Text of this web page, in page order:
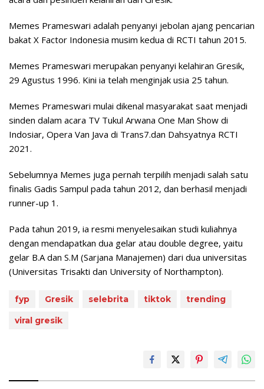
Memes Prameswari adalah penyanyi jebolan ajang pencarian
bakat X Factor Indonesia musim kedua di RCTI tahun 2015.
Memes Prameswari merupakan penyanyi kelahiran Gresik,
29 Agustus 1996. Kini ia telah menginjak usia 25 tahun.
Memes Prameswari mulai dikenal masyarakat saat menjadi
sinden dalam acara TV Tukul Arwana One Man Show di
Indosiar, Opera Van Java di Trans7.dan Dahsyatnya RCTI
2021.
Sebelumnya Memes juga pernah terpilih menjadi salah satu
finalis Gadis Sampul pada tahun 2012, dan berhasil menjadi
runner-up 1.
Pada tahun 2019, ia resmi menyelesaikan studi kuliahnya
dengan mendapatkan dua gelar atau double degree, yaitu
gelar B.A dan S.M (Sarjana Manajemen) dari dua universitas
(Universitas Trisakti dan University of Northampton).
fyp Gresik selebrita tiktok
trending
viral gresik